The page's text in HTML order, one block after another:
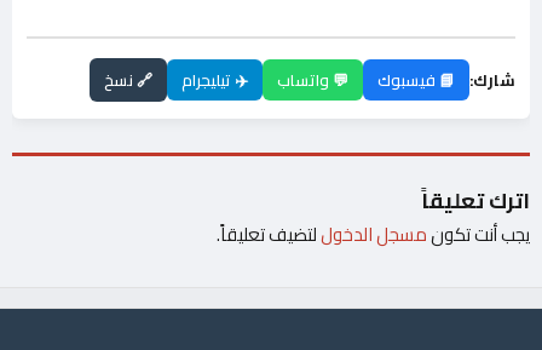
شارك: 📘 فيسبوك 💬 واتساب ✈️ تيليجرام 🔗 نسخ
اترك تعليقاً
يجب أنت تكونمسجل الدخوللتضيف تعليقاً.